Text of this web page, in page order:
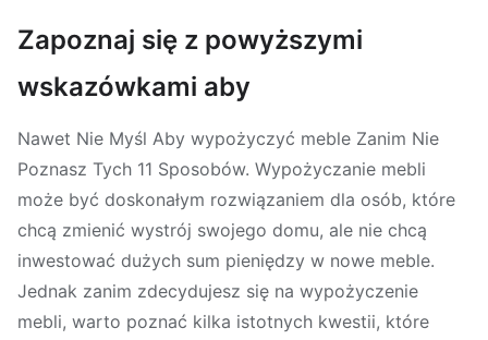
Zapoznaj się z powyższymi
wskazówkami aby
Nawet Nie Myśl Aby wypożyczyć meble Zanim Nie
Poznasz Tych 11 Sposobów. Wypożyczanie mebli
może być doskonałym rozwiązaniem dla osób, które
chcą zmienić wystrój swojego domu, ale nie chcą
inwestować dużych sum pieniędzy w nowe meble.
Jednak zanim zdecydujesz się na wypożyczenie
mebli, warto poznać kilka istotnych kwestii, które